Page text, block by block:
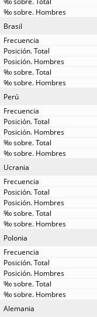
Brasil
Perú
Ucrania
Polonia
Alemania